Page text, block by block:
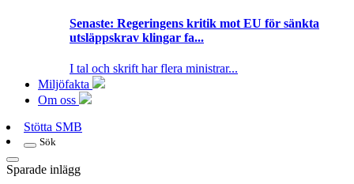
Senaste: Regeringens kritik mot EU för sänkta
utsläppskrav klingar fa...
I tal och skrift har flera ministrar...
Miljöfakta
Om oss
Stötta SMB
Sök
Sparade inlägg